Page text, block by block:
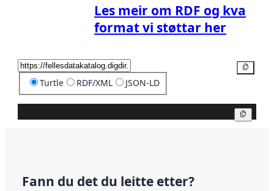
Les meir om RDF og kva
format vi støttar her
Turtle RDF/XML JSON-LD
Fann du det du leitte etter?